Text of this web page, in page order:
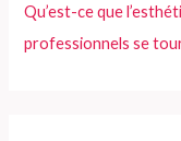
Qu’est-ce que
professionnels se